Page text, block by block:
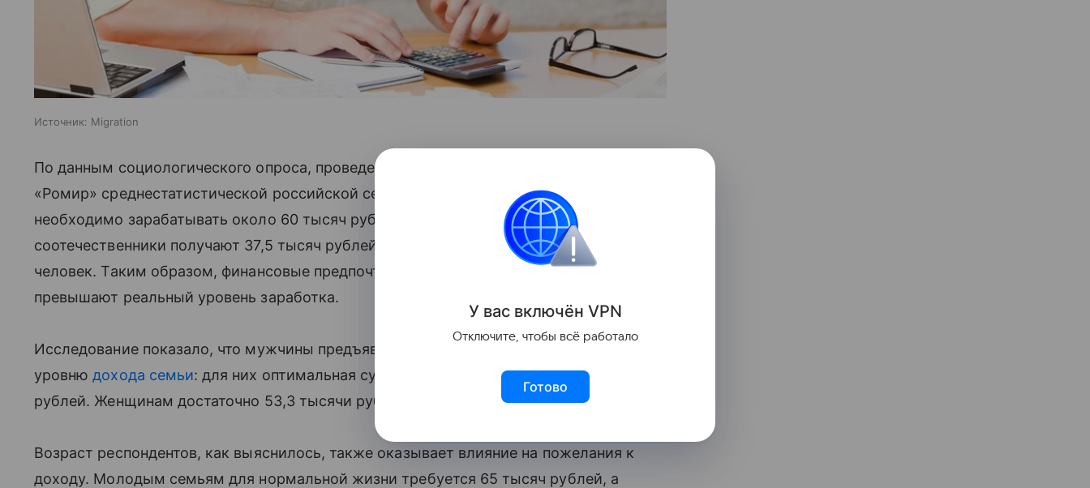
Источник: Migration
По данным социологического опроса, проведенного специалистами холдинга
«Ромир» среднестатистической российской семье для нормальной жизни
необходимо зарабатывать около 60 тысяч рублей в месяц. В среднем наши
соотечественники получают 37,5 тысяч рублей ежемесячно на семью из трех
человек. Таким образом, финансовые предпочтения россиян как минимум в 1,5 раза
превышают реальный уровень заработка.
Исследование показало, что мужчины предъявляют более жесткие требования к
уровнюдохода семьи: для них оптимальная сумма заработка равна 57,7 тысячам
рублей. Женщинам достаточно 53,3 тысячи рублей.
Возраст респондентов, как выяснилось, также оказывает влияние на пожелания к
доходу. Молодым семьям для нормальной жизни требуется 65 тысяч рублей, а
У вас включён VPN
Отключите, чтобы всё работало
Готово